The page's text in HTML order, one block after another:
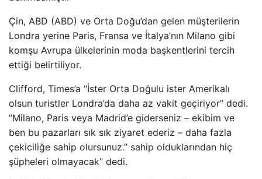
Çin, ABD (ABD) ve Orta Doğu’dan gelen müşterilerin
Londra yerine Paris, Fransa ve İtalya’nın Milano gibi
komşu Avrupa ülkelerinin moda başkentlerini tercih
ettiği belirtiliyor.
Clifford, Times’a “İster Orta Doğulu ister Amerikalı
olsun turistler Londra’da daha az vakit geçiriyor” dedi.
“Milano, Paris veya Madrid’e giderseniz – ekibim ve
ben bu pazarları sık sık ziyaret ederiz – daha fazla
çekiciliğe sahip olursunuz.” sahip olduklarından hiç
şüpheleri olmayacak” dedi.